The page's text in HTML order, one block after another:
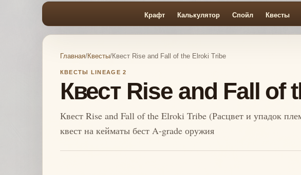
Крафт Калькулятор Спойл Квесты
Главная/Квесты/Квест Rise and Fall of the Elroki Tribe
КВЕСТЫ LINEAGE 2
Квест Rise and Fall of
Квест Rise and Fall of the Elroki Tribe (Расцвет и упадок
квест на кейматы бест A-grade оружия